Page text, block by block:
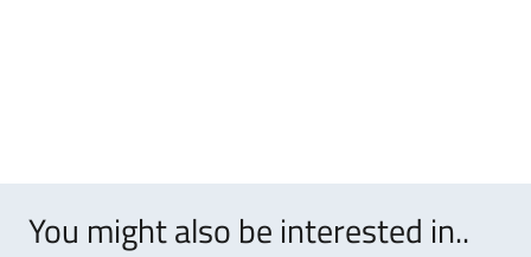
You might also be interested in..